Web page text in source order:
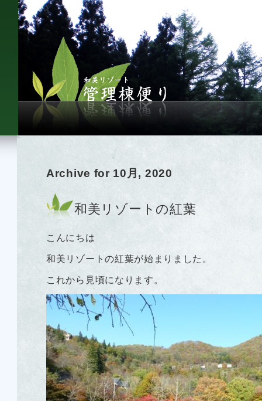
Archive for 10月, 2020
和美リゾートの紅葉
こんにちは
和美リゾートの紅葉が始まりました。
これから見頃になります。